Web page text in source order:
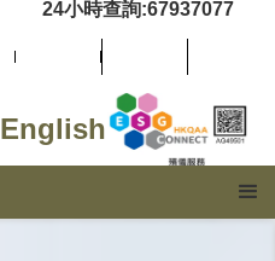
24小時查詢:67937077
English